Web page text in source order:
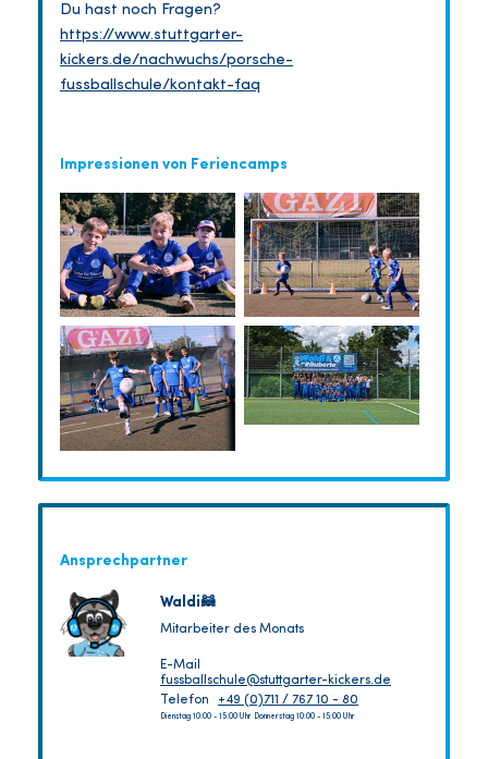
Du hast noch Fragen?
https://www.stuttgarter-
kickers.de/nachwuchs/porsche-
fussballschule/kontakt-faq
Impressionen von Feriencamps
Ansprechpartner
Waldi🦝
Mitarbeiter des Monats
E-Mail
fussballschule@stuttgarter-kickers.de
Telefon
+49 (0)711 / 767 10 - 80
Dienstag 10:00 - 15:00 Uhr Donnerstag 10:00 - 15:00 Uhr